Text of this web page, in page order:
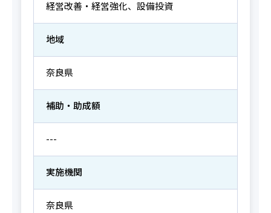
経営改善・経営強化、設備投資
地域
奈良県
補助・助成額
---
実施機関
奈良県